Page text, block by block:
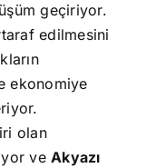
geçiriyor.
edilmesini
ekonomiye
olan
veAkyazı